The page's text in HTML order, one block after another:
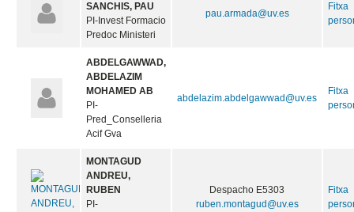
SANCHIS, PAU
PI-Invest Formacio
Predoc Ministeri
pau.armada@uv.es
Fitxa
ABDELGAWWAD,
ABDELAZIM
MOHAMED AB
PI-
Pred_Conselleria
Acif Gva
abdelazim.abdelgawwad@uv.es
Fitxa
MONTAGUD
ANDREU,
RUBEN
PI-
Despacho E5303
ruben.montagud@uv.es
Fitxa